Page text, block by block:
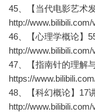
45、【当代电影艺术
http://
46、【心理学概论】
http://
47、【指南针的理解
https://
48、【科幻概论】17
http://